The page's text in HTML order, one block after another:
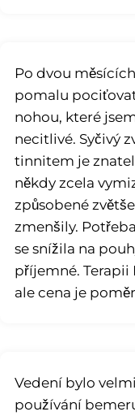
Po dvou
pomalu
nohou, které
necitlivé. Syčivý
tinnitem je
někdy zcela
způsobené
zmenšily.
se snížila na
příjemné. Terapii
ale cena je
Vedení bylo
používání